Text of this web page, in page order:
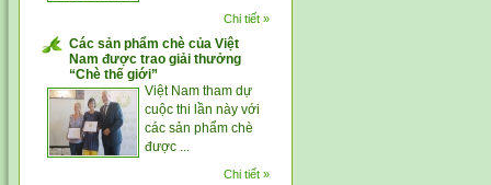
Chi tiết »
Các sản phẩm chè của Việt
Nam được trao giải thưởng
“Chè thế giới”
Việt Nam tham dự
cuộc thi lần này với
các sản phẩm chè
được ...
Chi tiết »